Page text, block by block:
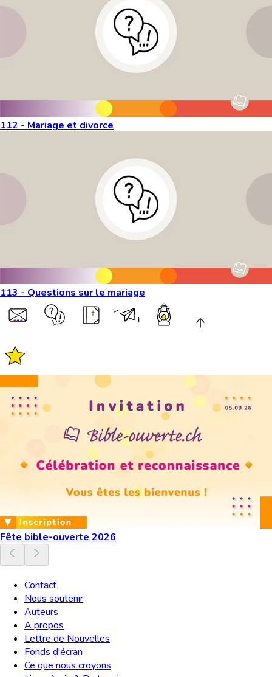
112 - Mariage et divorce
113 - Questions sur le mariage
Fête bible-ouverte 2026
Contact
Nous soutenir
Auteurs
A propos
Lettre de Nouvelles
Fonds d'écran
Ce que nous croyons